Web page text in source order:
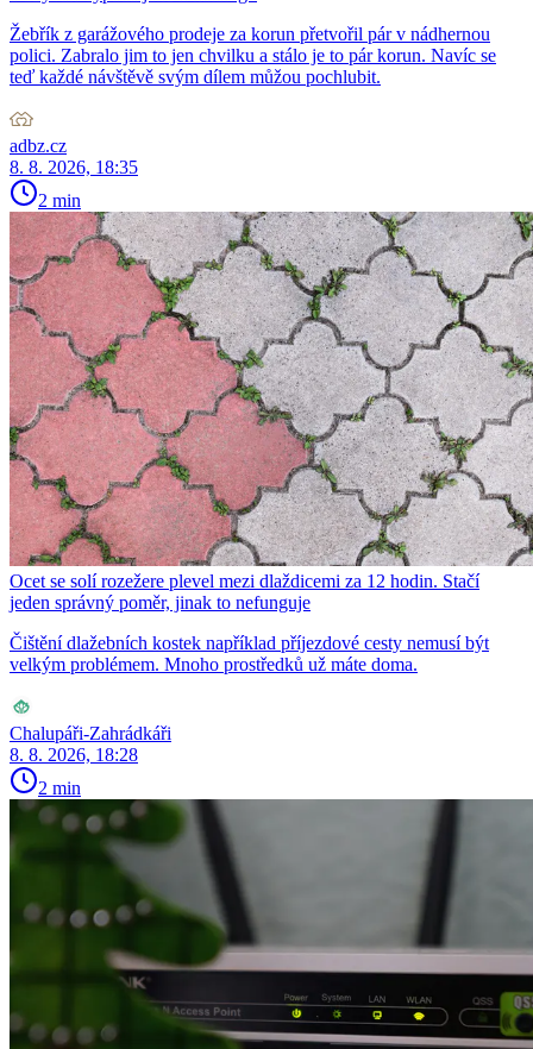
Žebřík z garážového prodeje za korun přetvořil pár v nádhernou
polici. Zabralo jim to jen chvilku a stálo je to pár korun. Navíc se
teď každé návštěvě svým dílem můžou pochlubit.
adbz.cz
8. 8. 2026, 18:35
2 min
Ocet se solí rozežere plevel mezi dlaždicemi za 12 hodin. Stačí
jeden správný poměr, jinak to nefunguje
Čištění dlažebních kostek například příjezdové cesty nemusí být
velkým problémem. Mnoho prostředků už máte doma.
Chalupáři-Zahrádkáři
8. 8. 2026, 18:28
2 min